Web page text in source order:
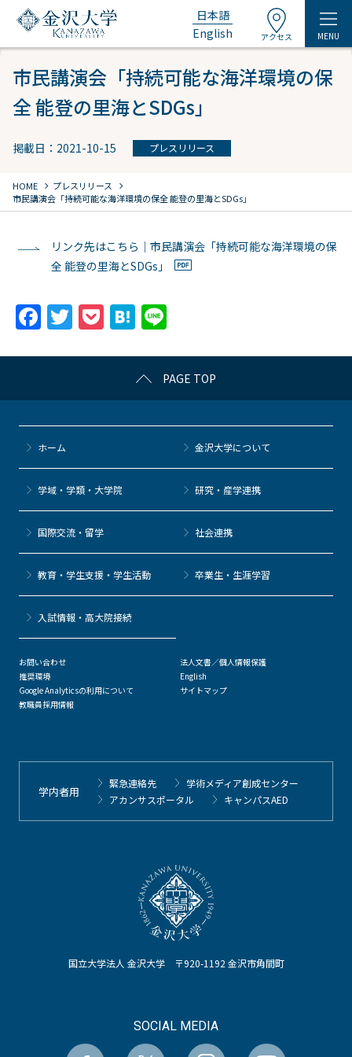
日本語
English
アクセス MENU
市民講演会「持続可能な海洋環境の保
全 能登の里海とSDGs」
掲載日：2021-10-15 プレスリリース
HOME chevron_right プレスリリース chevron_right
市民講演会「持続可能な海洋環境の保全 能登の里海とSDGs」
リンク先はこちら｜市民講演会「持続可能な海洋環境の保
全 能登の里海とSDGs」
F
c
e
b
o
o
k
T
itt
er
P
c
k
et
H
e
n
a
e
PAGE TOP
国立大学法人 金沢大学 〒920-1192 金沢市角間町
SOCIAL MEDIA
ホーム 金沢大学について
学域・学類・大学院 研究・産学連携
国際交流・留学 社会連携
教育・学生支援・学生活動 卒業生・生涯学習
⼊試情報・高大院接続
お問い合わせ
推奨環境
Google Analyticsの利用について
教職員採用情報
法人文書／個人情報保護
English
サイトマップ
学内者用
緊急連絡先
学術メディア創成センター
アカンサスポータル
キャンパスAED